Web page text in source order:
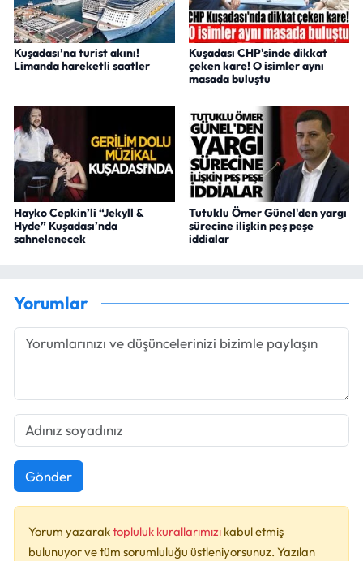
Kuşadası’na turist akını!
Limanda hareketli saatler
Kuşadası CHP'sinde dikkat
çeken kare! O isimler aynı
masada buluştu
Hayko Cepkin’li “Jekyll &
Hyde” Kuşadası’nda
sahnelenecek
Tutuklu Ömer Günel'den yargı
sürecine ilişkin peş peşe
iddialar
Yorumlar
Gönder
Yorum yazaraktopluluk kurallarımızı kabul etmiş
bulunuyor ve tüm sorumluluğu üstleniyorsunuz. Yazılan